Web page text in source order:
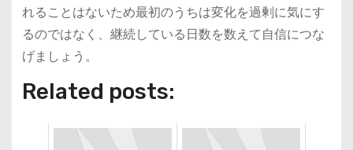
れることはないため最初のうちは変化を過剰に気にす
るのではなく、継続している日数を数えて自信につな
げましょう。
Related posts: